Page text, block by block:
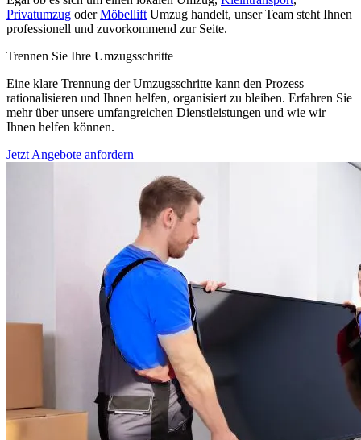
Privatumzug oderMöbellift Umzug handelt, unser Team steht Ihnen
professionell und zuvorkommend zur Seite.
Trennen Sie Ihre Umzugsschritte
Eine klare Trennung der Umzugsschritte kann den Prozess
rationalisieren und Ihnen helfen, organisiert zu bleiben. Erfahren Sie
mehr über unsere umfangreichen Dienstleistungen und wie wir
Ihnen helfen können.
Jetzt Angebote anfordern